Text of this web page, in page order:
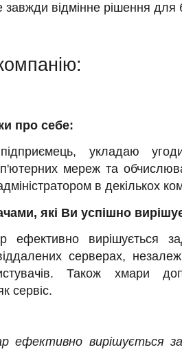
відмінне рішення для
про себе:
укладаю
мереж та
в декількох
які Ви успішно
вирішується
серверах,
Також хмари
сервіс.
ефективно вирішується